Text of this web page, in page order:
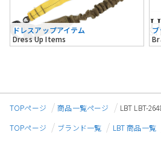
ドレスアップアイテム
Dress Up Items
TOPページ 商品一覧ページ
LBT LBT-
TOPページ
ブランド一覧 LBT 商品一覧